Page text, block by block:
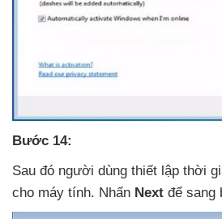
Bước 14:
Sau đó người dùng thiết lập thời
cho máy tính. Nhấn Next để sang